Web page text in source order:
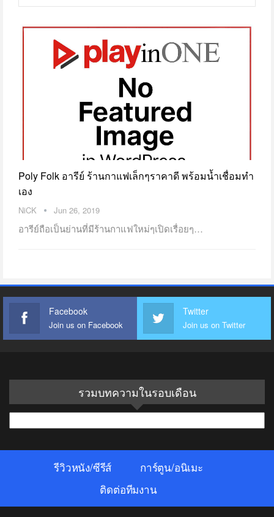
Poly Folk อารีย์ ร้านกาแฟเล็กๆราคาดี พร้อมน้ำเชื่อมทำ
เอง
NiCK Jun 26, 2019
อารีย์ถือเป็นย่านที่มีร้านกาแฟใหม่ๆเปิดเรื่อยๆ…
Facebook
Join us on Facebook
Twitter
Join us on Twitter
รวมบทความในรอบเดือน
ใน
รีวิวหนัง/ซีรีส์
การ์ตูน/อนิเมะ
ติดต่อทีมงาน